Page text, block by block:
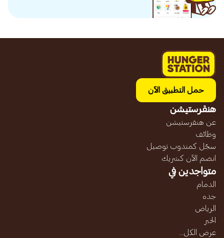
حمل التطبيق الآن
هنقرستيشن
عن هنقرستيشن
وظائف
سجّل كمندوب توصيل
انضم الآن كشريك
متواجدين في
الدمام
جده
الرياض
الخبر
عرض الكل...